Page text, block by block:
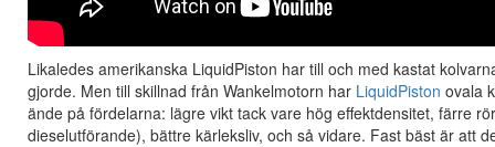
Likaledes amerikanska LiquidPiston har till och med kastat
gjorde. Men till skillnad från Wankelmotorn har LiquidPiston ovala
ände på fördelarna: lägre vikt tack vare hög effektdensitet, färre
dieselutförande), bättre kärleksliv, och så vidare. Fast bäst är att